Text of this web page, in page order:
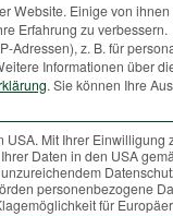
im Einklang
beobachten, dass
Wald weniger
im Unterholz
– zwischen
und Besitzern –
Website. Einige von
Erfahrung zu verbessern.
Adressen), z. B. für
Informationen über
. Sie können Ihre
Mit Ihrer Einwilligung
Daten in den USA
personenbezogene
für